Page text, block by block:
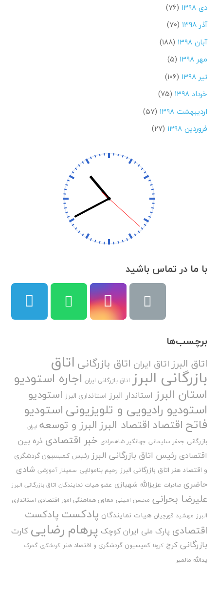
دی ۱۳۹۸
(۷۶)
آذر ۱۳۹۸
(۷۰)
آبان ۱۳۹۸
(۱۸۸)
مهر ۱۳۹۸
(۵)
تیر ۱۳۹۸
(۱۰۶)
خرداد ۱۳۹۸
(۷۵)
اردیبهشت ۱۳۹۸
(۵۷)
فروردین ۱۳۹۸
(۲۷)
با ما در تماس باشید
برچسب‌ها
اتاق البرزاتاق ایران اتاق بازرگانی اتاق
بازرگانی البرز اتاق بازرگانی ایران اجاره استودیو
استان البرز استاندار البرز استانداری البرز استودیو
استودیو رادیویی و تلویزیونیاستودیو
فاتح اقتصاد اقتصاد البرزالبرز و توسعه ایران
بازرگانی جعفر سلیمانی جهانگیر شاهمرادی خبر اقتصادی ذره بین
اقتصادی رئیس اتاق بازرگانی البرز رئیس کمیسیون گردشگری
و اقتصاد هنر اتاق بازرگانی البرز رحیم بنامولایی سمینار آموزشی شادی
حاضری صادرات عزیزالله شهبازی عضو هیات نمایندگان اتاق بازرگانی البرز
علیرضا بحرانی محسن امینی معاون هماهنگی امور اقتصادی استانداری
البرز مهشید قورچیان هیات نمایندگان پادکست پادکست
اقتصادی پارک ملی ایران کوچک پرهام رضایی کارت
بازرگانی کرج کرونا کمیسیون گردشگری و اقتصاد هنر گردشگری گمرک
یدالله مالمیر